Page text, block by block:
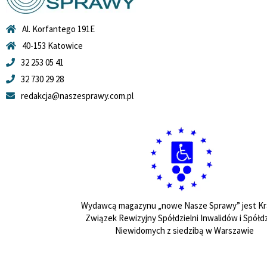
Al. Korfantego 191E
40-153 Katowice
32 253 05 41
32 730 29 28
redakcja@naszesprawy.com.pl
Wydawcą magazynu „nowe Nasze Sprawy” jest
Związek Rewizyjny Spółdzielni Inwalidów i
Niewidomych z siedzibą w Warszawie